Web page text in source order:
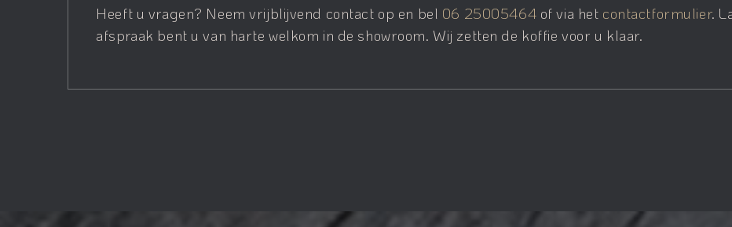
Heeft u vragen? Neem vrijblijvend contact op en bel 06 25005464 of via het contactformulier.
afspraak bent u van harte welkom in de showroom. Wij zetten de koffie voor u klaar.